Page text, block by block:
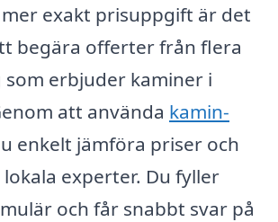
exakt prisuppgift är det
begära offerter från flera
erbjuder kaminer i
att använda kamin-
enkelt jämföra priser och
experter. Du fyller
och får snabbt svar på